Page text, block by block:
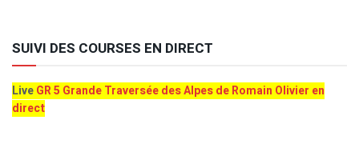
SUIVI DES COURSES EN DIRECT
LiveGR 5 Grande Traversée des Alpes de Romain Olivier en
direct